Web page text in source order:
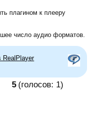
плагином к плееру
число аудио форматов.
RealPlayer
5 (голосов: 1)